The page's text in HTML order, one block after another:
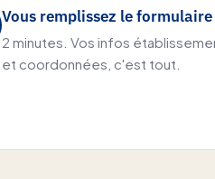
Vous remplissez le formulaire
2 minutes. Vos infos
et coordonnées, c'est tout.